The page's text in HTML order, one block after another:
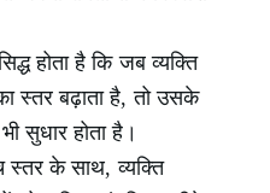
होता है कि जब व्यक्ति
स्तर बढ़ाता है, तो उसके
सुधार होता है।
स्तर के साथ, व्यक्ति